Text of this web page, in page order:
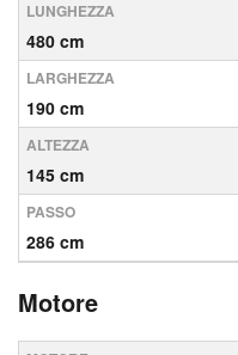
LUNGHEZZA
480 cm
LARGHEZZA
190 cm
ALTEZZA
145 cm
PASSO
286 cm
Motore